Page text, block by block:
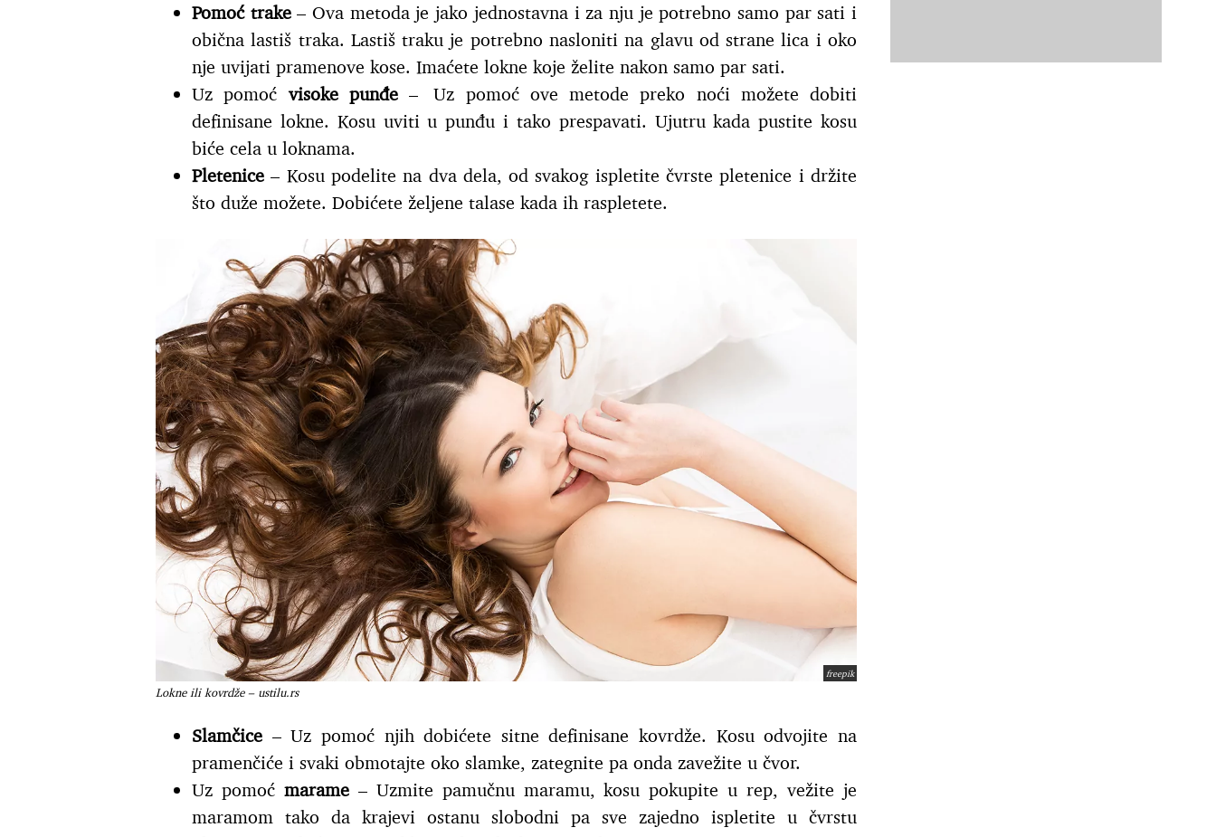
Pomoć trake– Ova metoda je jako jednostavna i za nju je potrebno samo par sati i
obična lastiš traka. Lastiš traku je potrebno nasloniti na glavu od strane lica i oko
nje uvijati pramenove kose. Imaćete lokne koje želite nakon samo par sati.
Uz pomoćvisoke punđe – Uz pomoć ove metode preko noći možete dobiti
definisane lokne. Kosu uviti u punđu i tako prespavati. Ujutru kada pustite kosu
biće cela u loknama.
Pletenice – Kosu podelite na dva dela, od svakog ispletite čvrste pletenice i držite
što duže možete. Dobićete željene talase kada ih raspletete.
Lokne ili kovrdže – ustilu.rs
freepik
Slamčice – Uz pomoć njih dobićete sitne definisane kovrdže. Kosu odvojite na
pramenčiće i svaki obmotajte oko slamke, zategnite pa onda zavežite u čvor.
Uz pomoć marame– Uzmite pamučnu maramu, kosu pokupite u rep, vežite je
maramom tako da krajevi ostanu slobodni pa sve zajedno ispletite u čvrstu